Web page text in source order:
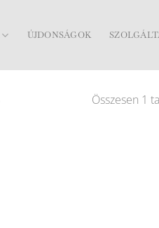
ÚJDONSÁGOK
Összesen 1